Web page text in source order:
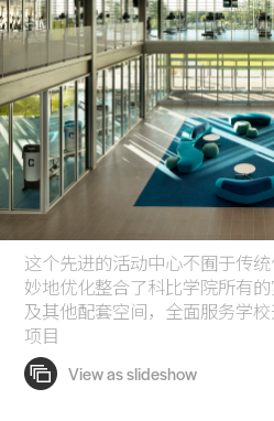
这个先进的活动中心不囿于传
妙地优化整合了科比学院所有
及其他配套空间，全面服务学
项目